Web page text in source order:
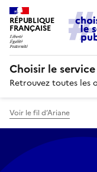
RÉPUBLIQUE
FRANÇAISE
Choisir le
Retrouvez toutes
Voir le fil d’Ariane